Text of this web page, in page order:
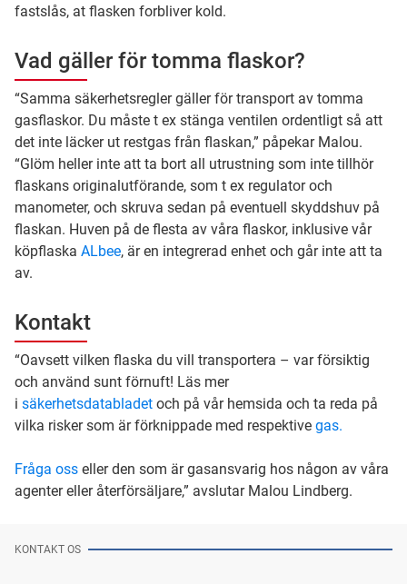
fastslås, at flasken forbliver kold.
Vad gäller för tomma flaskor?
“Samma säkerhetsregler gäller för transport av tomma
gasflaskor. Du måste t ex stänga ventilen ordentligt så att
det inte läcker ut restgas från flaskan,” påpekar Malou.
“Glöm heller inte att ta bort all utrustning som inte tillhör
flaskans originalutförande, som t ex regulator och
manometer, och skruva sedan på eventuell skyddshuv på
flaskan. Huven på de flesta av våra flaskor, inklusive vår
köpflaska ALbee, är en integrerad enhet och går inte att ta
av.
Kontakt
“Oavsett vilken flaska du vill transportera – var försiktig
och använd sunt förnuft! Läs mer
i säkerhetsdatabladet och på vår hemsida och ta reda på
vilka risker som är förknippade med respektive gas.
Fråga oss eller den som är gasansvarig hos någon av våra
agenter eller återförsäljare,” avslutar Malou Lindberg.
KONTAKT OS